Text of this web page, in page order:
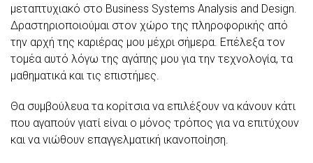
μεταπτυχιακό στο Business Systems Analysis and Design.
Δραστηριοποιούμαι στον χώρο της πληροφορικής από
την αρχή της καριέρας μου μέχρι σήμερα. Επέλεξα τον
τομέα αυτό λόγω της αγάπης μου για την τεχνολογία, τα
μαθηματικά και τις επιστήμες.
Θα συμβούλευα τα κορίτσια να επιλέξουν να κάνουν κάτι
που αγαπούν γιατί είναι ο μόνος τρόπος για να επιτύχουν
και να νιώθουν επαγγελματική ικανοποίηση.